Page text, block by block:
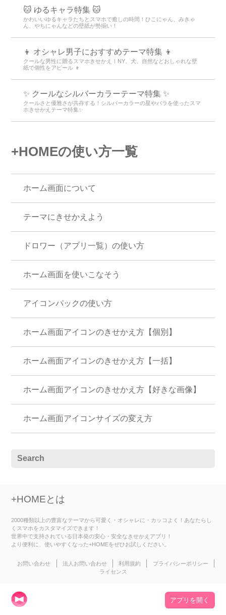
🐱 ゆるキャラ特集 🐱
かわいいゆるキャラたちとスマホで癒しの時間！ひこにゃん、みきゃ
ん、やちにゃんなどの壁紙が勢揃い！
👦 オシャレ男子におすすめテーマ特集 👦
クールな男性に贈るスマホきせかえ！NY、犬、自然などおしゃれな壁
紙で個性をアピール 👦
✨ クールなシルバーカラーテーマ特集 ✨
クールさと優雅さが共存する！シルバーカラーの星やバラを使ったスマ
ホきせかえテーマ特集✨
+HOMEの使い方一覧
ホーム画面について
テーマにきせかえよう
ドロワー（アプリ一覧）の使い方
ホーム画面を使いこなそう
アイコンパックの使い方
ホーム画面アイコンのきせかえ方【個別】
ホーム画面アイコンのきせかえ方【一括】
ホーム画面アイコンのきせかえ方【好きな画像】
ホーム画面アイコンサイズの変え方
+HOMEとは
2000種類以上の豊富なテーマから可愛く・オシャレに・カッコよく！あなたらし
くスマホをカスタマイズできます！
世界中で支持されている日本発の安心・安全なきせかえアプリ！
より便利に、使いやすくなった+HOMEをぜひお試しください。
お問い合わせ 法人お問い合わせ 利用規約
プライバシーポリシー
ライセンス
アプリを開く